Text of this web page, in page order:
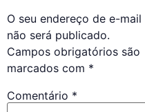
O seu endereço de e-mail
não será publicado.
Campos obrigatórios são
marcados com *
Comentário *